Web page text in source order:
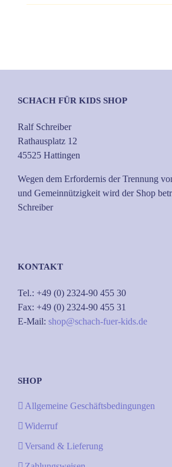
SCHACH FÜR KIDS SHOP
Ralf Schreiber
Rathausplatz 12
45525 Hattingen
Wegen dem Erfordernis der Trennung
und Gemeinnützigkeit wird der Shop
Schreiber
KONTAKT
Tel.: +49 (0) 2324-90 455 30
Fax: +49 (0) 2324-90 455 31
E-Mail: shop@schach-fuer-kids.de
SHOP
Allgemeine Geschäftsbedingungen
Widerruf
Versand & Lieferung